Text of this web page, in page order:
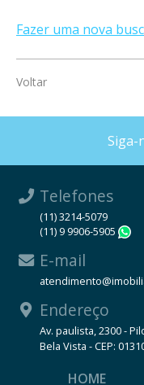
Fazer uma nova
Voltar
Siga-
Telefones
(11) 3214-5079
(11) 9 9906-5905
E-mail
Endereço
Av. paulista, 2300 -
Bela Vista - CEP:
HOME